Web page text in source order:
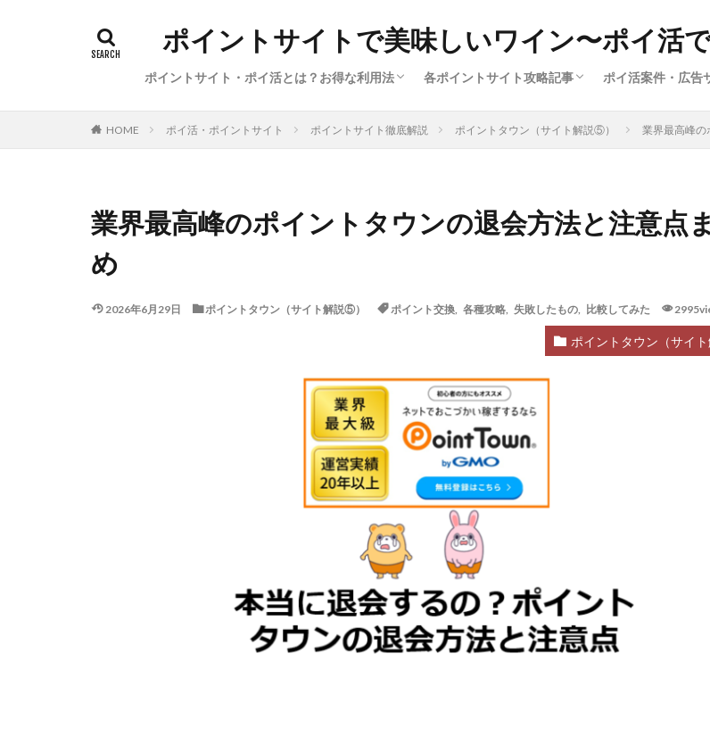
ポイントサイトで美味しいワイン〜ポイ活
ポイントサイト・ポイ活とは？お得な利用法
初心者向けポイ活の始め方（基礎知識、経済
ポイ活の稼ぎ方（本日のイチオシ案件・サー
サービス特集・キャンペーン（新規登録、広
陸マイラー・お得で便利な旅行方法
ポイ活利用した体験談・獲得ポイント数
各ポイントサイト攻略記事
ハピタス（サイト解説①）
ポイントインカム（サイト解説③）
ポイントタウン（サイト解説⑤）
ちょびリッチ（サイト解説②）
ECナビ（サイト解説⑥）
モッピー（サイト解説④）
ポイ活案件・広告
クレジットカー
買い物・ファッ
旅行・グルメ・
動画配信・マン
美容・スキル・
HOME ポイ活・ポイントサイト ポイントサイト徹底解説 ポイントタウン（サイト解説⑤） 業界最高峰の
業界最高峰のポイントタウンの退会方法と注意点
め
2026年6月29日 ポイントタウン（サイト解説⑤） ポイント交換, 各種攻略, 失敗したもの, 比較してみた
ポイントタウン（サイ